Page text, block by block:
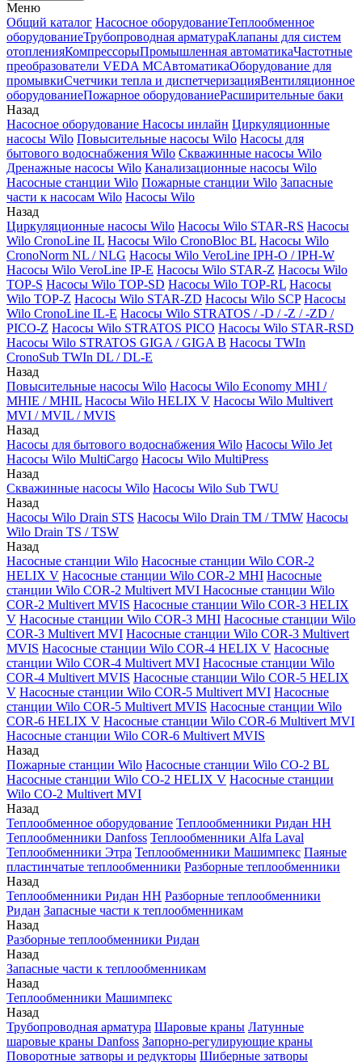
Меню
Общий каталог Насосное оборудованиеТеплообменное
оборудованиеТрубопроводная арматураКлапаны для систем
отопленияКомпрессорыПромышленная автоматикаЧастотные
преобразователи VEDA MCАвтоматикаОборудование для
промывкиСчетчики тепла и диспетчеризацияВентиляционное
оборудованиеПожарное оборудованиеРасширительные баки
Назад
Насосное оборудование Насосы инлайн Циркуляционные
насосы Wilo Повысительные насосы Wilo Насосы для
бытового водоснабжения Wilo Скважинные насосы Wilo
Дренажные насосы Wilo Канализационные насосы Wilo
Насосные станции Wilo Пожарные станции Wilo Запасные
части к насосам Wilo Насосы Wilo
Назад
Циркуляционные насосы Wilo Насосы Wilo STAR-RS Насосы
Wilo CronoLine IL Насосы Wilo CronoBloc BL Насосы Wilo
CronoNorm NL / NLG Насосы Wilo VeroLine IPH-O / IPH-W
Насосы Wilo VeroLine IP-E Насосы Wilo STAR-Z Насосы Wilo
TOP-S Насосы Wilo TOP-SD Насосы Wilo TOP-RL Насосы
Wilo TOP-Z Насосы Wilo STAR-ZD Насосы Wilo SCP Насосы
Wilo CronoLine IL-E Насосы Wilo STRATOS / -D / -Z / -ZD /
PICO-Z Насосы Wilo STRATOS PICO Насосы Wilo STAR-RSD
Насосы Wilo STRATOS GIGA / GIGA B Насосы TWIn
CronoSub TWIn DL / DL-E
Назад
Повысительные насосы Wilo Насосы Wilo Economy MHI /
MHIE / MHIL Насосы Wilo HELIX V Насосы Wilo Multivert
MVI / MVIL / MVIS
Назад
Насосы для бытового водоснабжения Wilo Насосы Wilo Jet
Насосы Wilo MultiCargo Насосы Wilo MultiPress
Назад
Скважинные насосы Wilo Насосы Wilo Sub TWU
Назад
Насосы Wilo Drain STS Насосы Wilo Drain TM / TMW Насосы
Wilo Drain TS / TSW
Назад
Насосные станции Wilo Насосные станции Wilo COR-2
HELIX V Насосные станции Wilo COR-2 MHI Насосные
станции Wilo COR-2 Multivert MVI Насосные станции Wilo
COR-2 Multivert MVIS Насосные станции Wilo COR-3 HELIX
V Насосные станции Wilo COR-3 MHI Насосные станции Wilo
COR-3 Multivert MVI Насосные станции Wilo COR-3 Multivert
MVIS Насосные станции Wilo COR-4 HELIX V Насосные
станции Wilo COR-4 Multivert MVI Насосные станции Wilo
COR-4 Multivert MVIS Насосные станции Wilo COR-5 HELIX
V Насосные станции Wilo COR-5 Multivert MVI Насосные
станции Wilo COR-5 Multivert MVIS Насосные станции Wilo
COR-6 HELIX V Насосные станции Wilo COR-6 Multivert MVI
Насосные станции Wilo COR-6 Multivert MVIS
Назад
Пожарные станции Wilo Насосные станции Wilo CO-2 BL
Насосные станции Wilo CO-2 HELIX V Насосные станции
Wilo CO-2 Multivert MVI
Назад
Теплообменное оборудование Теплообменники Ридан НН
Теплообменники Danfoss Теплообменники Alfa Laval
Теплообменники Этра Теплообменники Машимпекс Паяные
пластинчатые теплообменники Разборные теплообменники
Назад
Теплообменники Ридан НН Разборные теплообменники
Ридан Запасные части к теплообменникам
Назад
Разборные теплообменники Ридан
Назад
Запасные части к теплообменникам
Назад
Теплообменники Машимпекс
Назад
Трубопроводная арматура Шаровые краны Латунные
шаровые краны Danfoss Запорно-регулирующие краны
Поворотные затворы и редукторы Шиберные затворы